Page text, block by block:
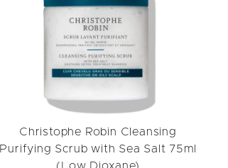
Christophe Robin Cleansing
Purifying Scrub with Sea Salt 75ml